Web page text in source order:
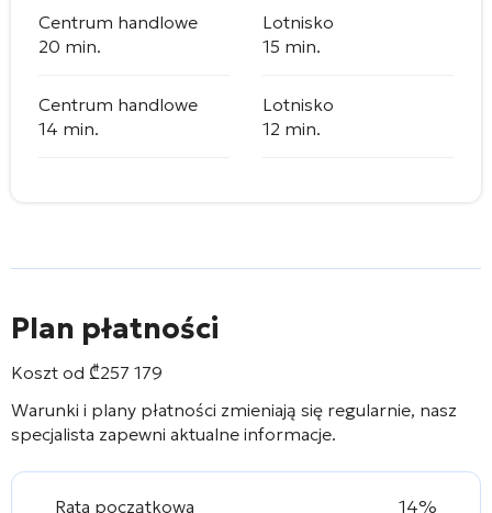
Centrum handlowe
20 min.
Lotnisko
15 min.
Centrum handlowe
14 min.
Lotnisko
12 min.
Plan płatności
Koszt od ₾257 179
Warunki i plany płatności zmieniają się regularnie, nasz
specjalista zapewni aktualne informacje.
Rata początkowa 14%